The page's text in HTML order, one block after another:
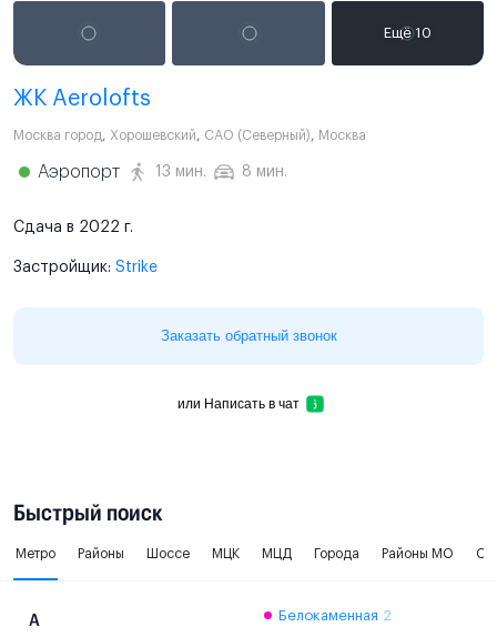
ЖК Aerolofts
Москва город, Хорошевский, САО (Северный), Москва
Аэропорт 13 мин. 8 мин.
Сдача в 2022 г.
Застройщик: Strike
Заказать обратный звонок
или Написать в чат
Быстрый поиск
Метро Районы Шоссе МЦК МЦД Города Районы МО
А Белокаменная 2